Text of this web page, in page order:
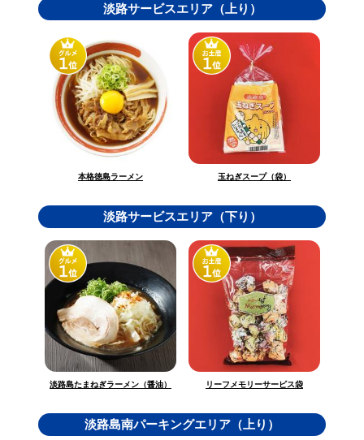
淡路サービスエリア（上り）
本格徳島ラーメン 玉ねぎスープ（袋）
淡路サービスエリア（下り）
淡路島たまねぎラーメン（醤油） リーフメモリーサービス袋
淡路島南パーキングエリア（上り）